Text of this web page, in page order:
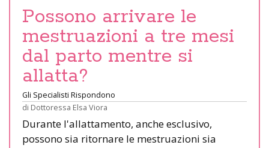
Possono arrivare le
mestruazioni a tre mesi
dal parto mentre si
allatta?
Gli Specialisti Rispondono
di Dottoressa Elsa Viora
Durante l'allattamento, anche esclusivo,
possono sia ritornare le mestruazioni sia